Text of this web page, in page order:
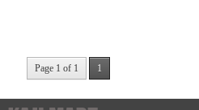
Page 1 of 1 1